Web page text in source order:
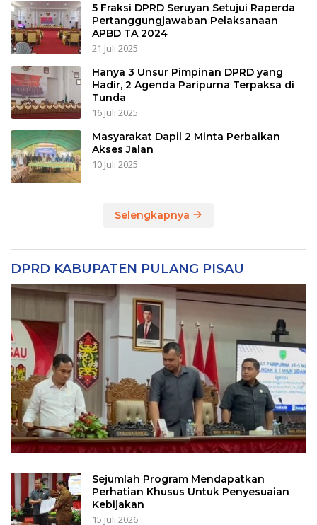
5 Fraksi DPRD Seruyan Setujui Raperda
Pertanggungjawaban Pelaksanaan
APBD TA 2024
21 Juli 2025
Hanya 3 Unsur Pimpinan DPRD yang
Hadir, 2 Agenda Paripurna Terpaksa di
Tunda
16 Juli 2025
Masyarakat Dapil 2 Minta Perbaikan
Akses Jalan
10 Juli 2025
Selengkapnya
DPRD KABUPATEN PULANG PISAU
Sejumlah Program Mendapatkan
Perhatian Khusus Untuk Penyesuaian
Kebijakan
15 Juli 2026